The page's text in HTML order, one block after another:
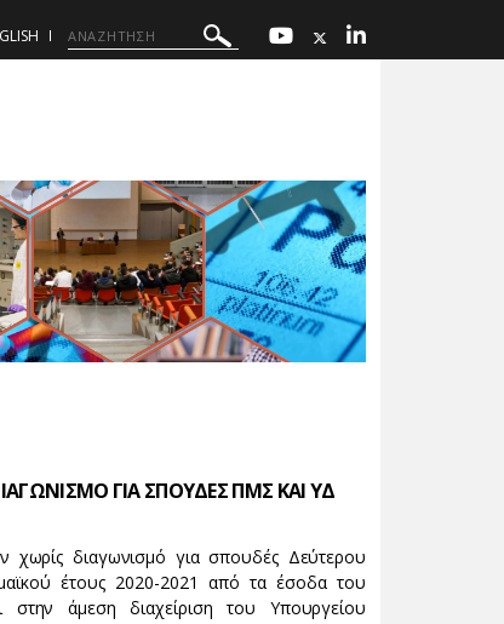
ΓΙΑ ΣΠΟΥΔΕΣ ΠΜΣ ΚΑΙ ΥΔ
χωρίς διαγωνισμό για σπουδές Δεύτερου
έτους 2020-2021 από τα έσοδα του
άμεση διαχείριση του Υπουργείου